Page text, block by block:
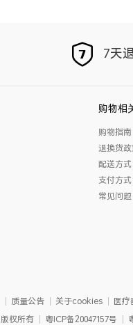
7天
购物相
购物指南
退换货
配送方式
支付方式
常见问题
质量公告 关于cookies
医疗
版权所有 粤ICP备20047157号